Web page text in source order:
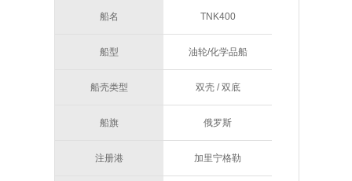
船名 TNK400
船型 油轮/化学品船
船壳类型 双壳 / 双底
船旗 俄罗斯
注册港 加里宁格勒